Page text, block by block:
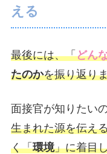
える
最後には、「どん
たのかを振り返り
面接官が知りたい
生まれた源を伝え
く「環境」に着目